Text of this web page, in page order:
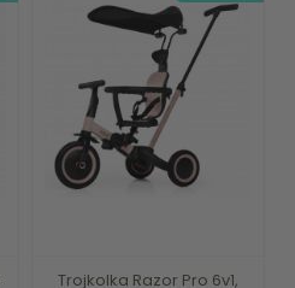
Trojkolka Razor Pro 6v1,